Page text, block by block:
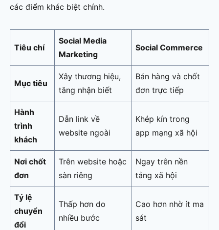
các điểm khác biệt chính.
Tiêu chí
Social Media
Marketing
Social Commerce
Mục tiêu
Xây thương hiệu,
tăng nhận biết
Bán hàng và chốt
đơn trực tiếp
Hành
trình
khách
Dẫn link về
website ngoài
Khép kín trong
app mạng xã hội
Nơi chốt
đơn
Trên website hoặc
sàn riêng
Ngay trên nền
tảng xã hội
Tỷ lệ
chuyển
đổi
Thấp hơn do
nhiều bước
Cao hơn nhờ ít ma
sát